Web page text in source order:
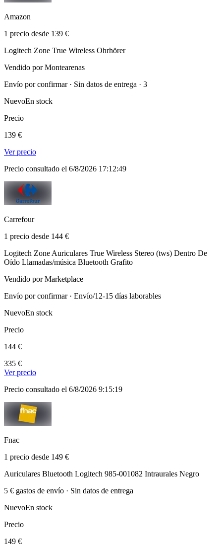
Amazon
1 precio desde 139 €
Logitech Zone True Wireless Ohrhörer
Vendido por Montearenas
Envío por confirmar · Sin datos de entrega · 3
NuevoEn stock
Precio
139 €
Ver precio
Precio consultado el 6/8/2026 17:12:49
Carrefour
1 precio desde 144 €
Logitech Zone Auriculares True Wireless Stereo (tws) Dentro De
Oído Llamadas/música Bluetooth Grafito
Vendido por Marketplace
Envío por confirmar · Envío/12-15 días laborables
NuevoEn stock
Precio
144 €
335 €
Ver precio
Precio consultado el 6/8/2026 9:15:19
Fnac
1 precio desde 149 €
Auriculares Bluetooth Logitech 985-001082 Intraurales Negro
5 € gastos de envío · Sin datos de entrega
NuevoEn stock
Precio
149 €